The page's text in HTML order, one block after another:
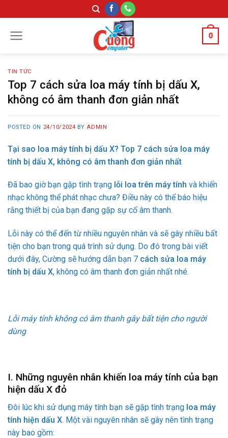
to
content
0
TIN TỨC
Top 7 cách sửa loa máy tính bị dấu X,
không có âm thanh đơn giản nhất
POSTED ON 24/10/2024 BY ADMIN
Tại sao loa máy tính bị dấu X? Top 7 cách sửa loa máy
tính bị dấu X, không có âm thanh đơn giản nhất
Đã bao giờ bạn gặp tình trạng lỗi loa trên máy tính và khiến
nhạc không thể phát nhạc chưa? Điều này có thể báo hiệu
rằng thiết bị của bạn đang gặp sự cố âm thanh.
Lỗi này có thể đến từ nhiều nguyên nhân và sẽ gây nhiều bất
tiện cho bạn trong quá trình sử dụng. Do đó trong bài viết
dưới đây, Cường sẽ hướng dẫn bạn 7 cách sửa loa máy
tính bị dấu X, không có âm thanh đơn giản nhất nhé.
Lỗi máy tính không có âm thanh gây bất tiện cho người
dùng
I. Những nguyên nhân khiến loa máy tính của bạn
hiện dấu X đỏ
Đôi lúc khi sử dụng máy tính bạn sẽ gặp tình trạng loa máy
tính hiện dấu X. Một vài nguyên nhân sẽ gây nên tình trạng
này bao gồm: